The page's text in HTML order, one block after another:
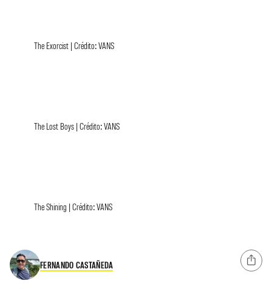
The Exorcist | Crédito: VANS
The Lost Boys | Crédito: VANS
The Shining | Crédito: VANS
FERNANDO CASTAÑEDA